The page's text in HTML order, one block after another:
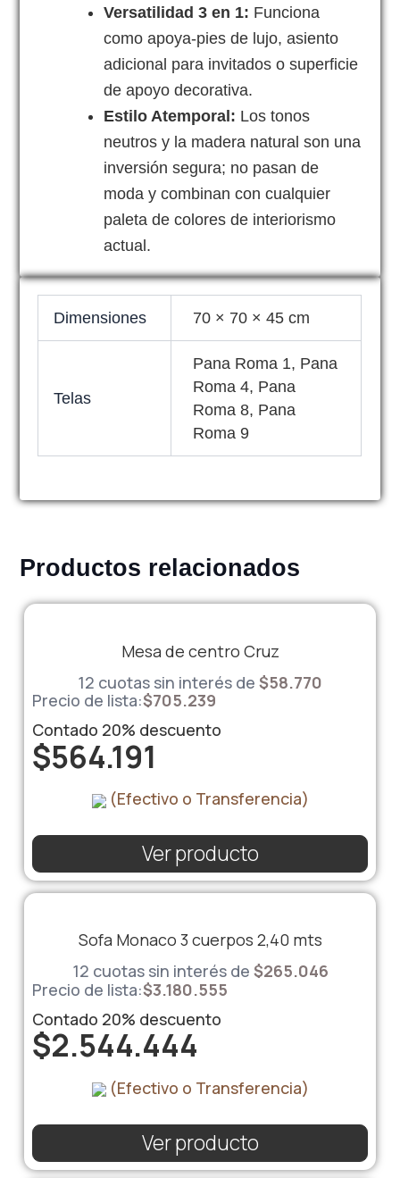
Versatilidad 3 en 1: Funciona
como apoya-pies de lujo, asiento
adicional para invitados o superficie
de apoyo decorativa.
Estilo Atemporal: Los tonos
neutros y la madera natural son una
inversión segura; no pasan de
moda y combinan con cualquier
paleta de colores de interiorismo
actual.
Dimensiones 70 × 70 × 45 cm
Telas
Pana Roma 1, Pana
Roma 4, Pana
Roma 8, Pana
Roma 9
Productos relacionados
Mesa de centro Cruz
12 cuotas sin interés de $58.770
Precio de lista:$705.239
Contado 20% descuento
$564.191
(Efectivo o Transferencia)
Ver producto
Sofa Monaco 3 cuerpos 2,40 mts
12 cuotas sin interés de $265.046
Precio de lista:$3.180.555
Contado 20% descuento
$2.544.444
(Efectivo o Transferencia)
Ver producto